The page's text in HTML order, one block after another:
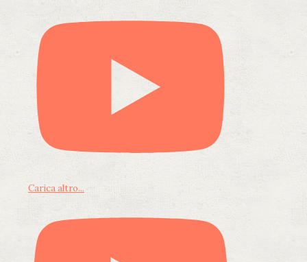
Carica altro...